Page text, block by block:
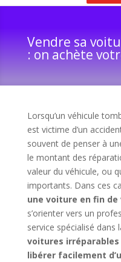
Vendre sa
: on achète
Lorsqu’un véhicule
est victime d’un
souvent de penser à
le montant des
valeur du véhicule, ou
importants. Dans ces
une voiture en fin de
s’orienter vers un
service spécialisé dans
voitures irréparables
libérer facilement